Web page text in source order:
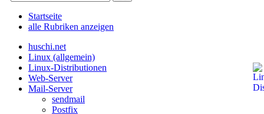
Startseite
alle Rubriken anzeigen
huschi.net
Linux (allgemein)
Linux-Distributionen
Web-Server
Mail-Server
sendmail
Postfix